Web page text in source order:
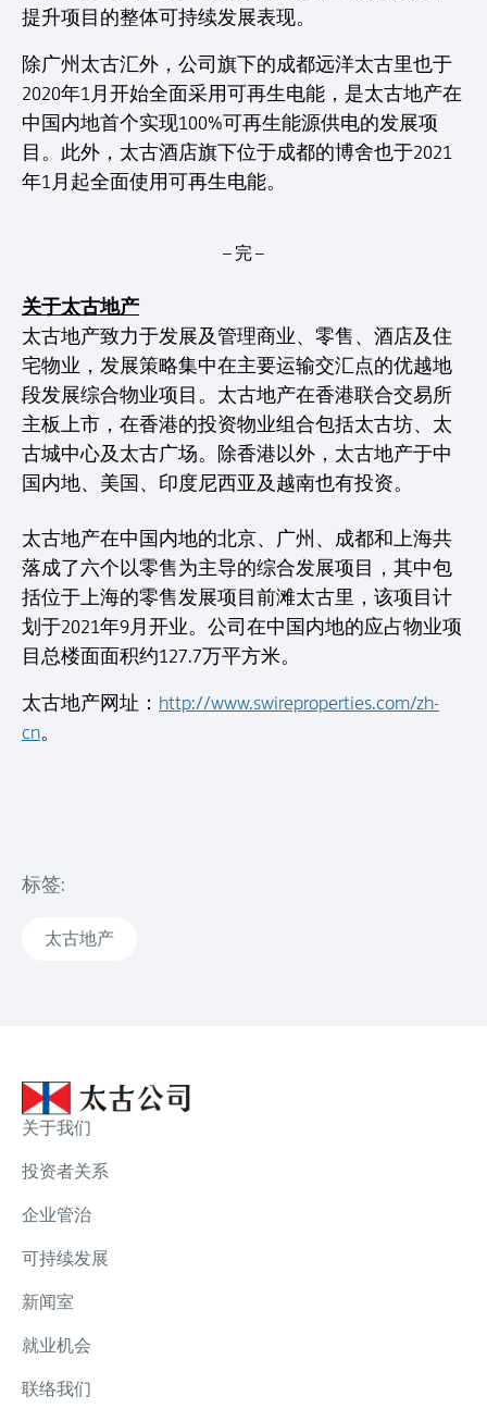
提升项目的整体可持续发展表现。
除广州太古汇外，公司旗下的成都远洋太古里也于
2020年1月开始全面采用可再生电能，是太古地产在
中国内地首个实现100%可再生能源供电的发展项
目。此外，太古酒店旗下位于成都的博舍也于2021
年1月起全面使用可再生电能。
– 完 –
关于太古地产
太古地产致力于发展及管理商业、零售、酒店及住
宅物业，发展策略集中在主要运输交汇点的优越地
段发展综合物业项目。太古地产在香港联合交易所
主板上市，在香港的投资物业组合包括太古坊、太
古城中心及太古广场。除香港以外，太古地产于中
国内地、美国、印度尼西亚及越南也有投资。
太古地产在中国内地的北京、广州、成都和上海共
落成了六个以零售为主导的综合发展项目，其中包
括位于上海的零售发展项目前滩太古里，该项目计
划于2021年9月开业。公司在中国内地的应占物业项
目总楼面面积约127.7万平方米。
太古地产网址： http://www.swireproperties.com/zh-
cn。
标签:
太古地产
关于我们
投资者关系
企业管治
可持续发展
新闻室
就业机会
联络我们